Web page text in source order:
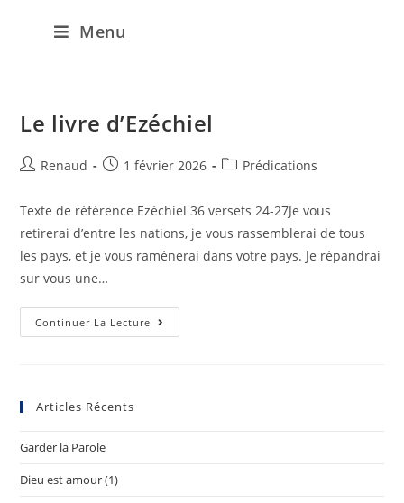
Menu
Le livre d’Ezéchiel
Renaud 1 février 2026 Prédications
Texte de référence Ezéchiel 36 versets 24-27Je vous
retirerai d’entre les nations, je vous rassemblerai de tous
les pays, et je vous ramènerai dans votre pays. Je répandrai
sur vous une…
Continuer La Lecture
Articles Récents
Garder la Parole
Dieu est amour (1)